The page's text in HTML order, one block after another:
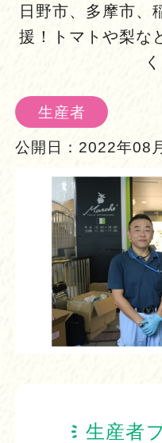
日野市、多摩市、
援！トマトや梨な
生産者
公開日： 2022年08
生産者